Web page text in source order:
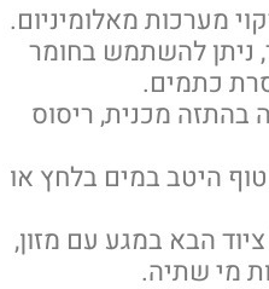
מערכות מאלומיניום.
ניתן להשתמש בחומר
כתמים.
מכנית, ריסוס
היטב במים בלחץ או
הבא במגע עם מזון,
מי שתיה.